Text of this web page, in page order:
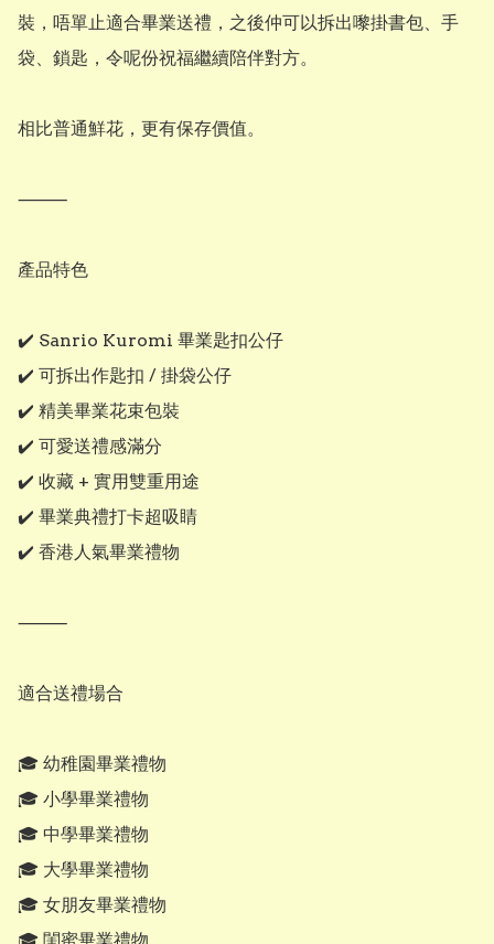
裝，唔單止適合畢業送禮，之後仲可以拆出嚟掛書包、手
袋、鎖匙，令呢份祝福繼續陪伴對方。
相比普通鮮花，更有保存價值。
⸻
產品特色
✔️ Sanrio Kuromi 畢業匙扣公仔
✔️ 可拆出作匙扣 / 掛袋公仔
✔️ 精美畢業花束包裝
✔️ 可愛送禮感滿分
✔️ 收藏 + 實用雙重用途
✔️ 畢業典禮打卡超吸睛
✔️ 香港人氣畢業禮物
⸻
適合送禮場合
🎓 幼稚園畢業禮物
🎓 小學畢業禮物
🎓 中學畢業禮物
🎓 大學畢業禮物
🎓 女朋友畢業禮物